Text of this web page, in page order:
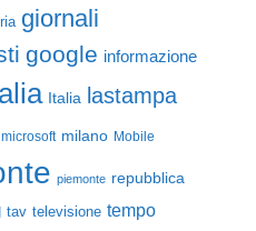
giornali
google informazione
Italia lastampa
microsoft milano Mobile
piemonte repubblica
tav televisione tempo